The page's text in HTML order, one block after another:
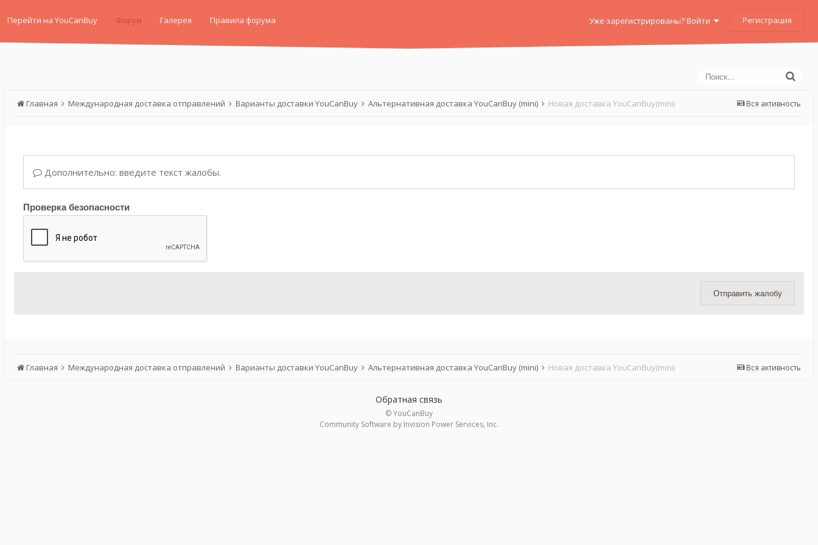
Перейти на YouCanBuy Форум Галерея Правила форума Уже зарегистрированы? Войти Регистрация
Вся активность
Главная Международная доставка отправлений Варианты доставки YouCanBuy Альтернативная доставка YouCanBuy (mini) Новая доставка YouCanBuy(mini)
Дополнительно: введите текст жалобы.
Проверка безопасности
Отправить жалобу
Вся активность
Главная Международная доставка отправлений Варианты доставки YouCanBuy Альтернативная доставка YouCanBuy (mini) Новая доставка YouCanBuy(mini)
Обратная связь
© YouCanBuy
Community Software by Invision Power Services, Inc.